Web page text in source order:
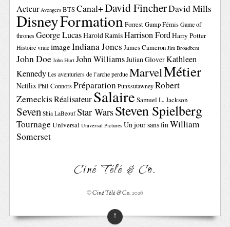
Acteur Avengers BTSCanal+David FincherDavid Mills
DisneyFormationForrest GumpFémis Game of
thrones George LucasHarold RamisHarrison FordHarry Potter
Histoire vraie imageIndiana Jones James Cameron Jim Broadbent
John Doe John Hurt John WilliamsJulian GloverKathleen
Kennedy Les aventuriers de l’arche perdue MarvelMétier
NetflixPhil ConnorsPréparation Punxsutawney Robert
ZemeckisRéalisateurSalaire Samuel L. Jackson
Seven Shia LaBeouf Star WarsSteven Spielberg
TournageUniversal Universal Pictures Un jour sans finWilliam
Somerset
Ciné Télé & Co.
©Ciné Télé & Co.2026
↑